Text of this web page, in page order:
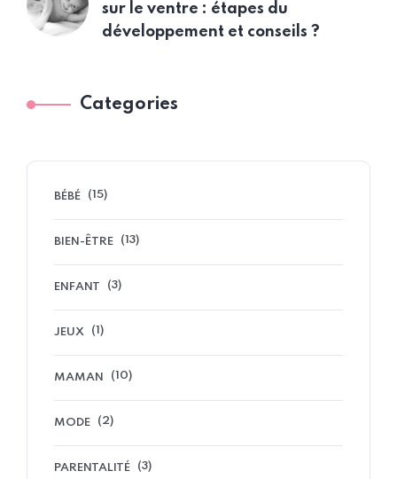
sur le ventre : étapes du
développement et conseils ?
Categories
BÉBÉ (15)
BIEN-ÊTRE (13)
ENFANT (3)
JEUX (1)
MAMAN (10)
MODE (2)
PARENTALITÉ (3)